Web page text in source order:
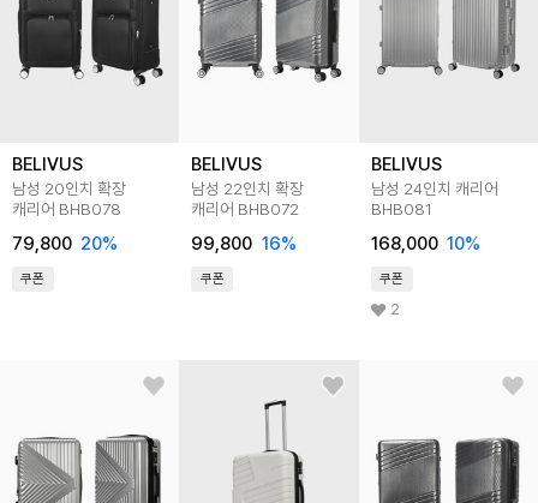
BELIVUS
남성 20인치 확장
캐리어 BHB078
79,800 20%
쿠폰
BELIVUS
남성 22인치 확장
캐리어 BHB072
99,800 16%
쿠폰
BELIVUS
남성 24인치 캐리어
BHB081
168,000 10%
쿠폰
2